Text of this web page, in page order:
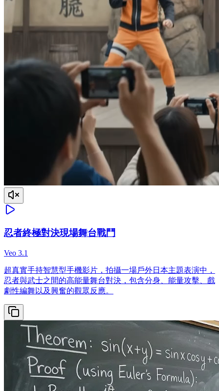
忍者終極對決現場舞台戰鬥
Veo 3.1
超真實手持智慧型手機影片，拍攝一場戶外日本主題表演中，
忍者與武士之間的高能量舞台對決，包含分身、能量攻擊、戲
劇性編舞以及興奮的觀眾反應。